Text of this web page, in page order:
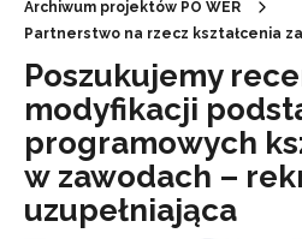
Archiwum projektów PO WER
Partnerstwo na rzecz kształcenia
Poszukujemy
modyfikacji
programowych
w zawodach –
uzupełniająca